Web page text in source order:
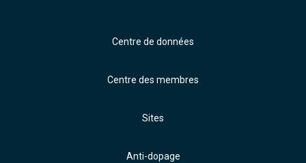
Centre de données
Centre des membres
Sites
Anti-dopage